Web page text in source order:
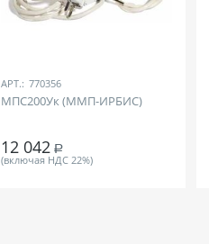
АРТ.: 770356
МПС200Ук (ММП-ИРБИС)
12 042 Р
(включая НДС 22%)